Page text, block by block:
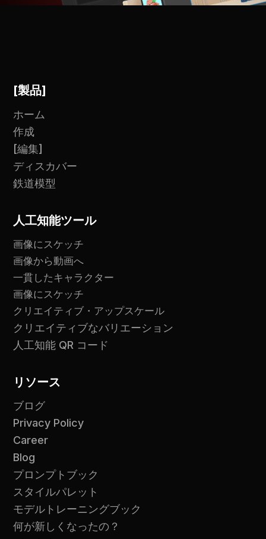
[製品]
ホーム
作成
[編集]
ディスカバー
鉄道模型
人工知能ツール
画像にスケッチ
画像から動画へ
一貫したキャラクター
画像にスケッチ
クリエイティブ・アップスケール
クリエイティブなバリエーション
人工知能 QR コード
リソース
ブログ
Privacy Policy
Career
Blog
プロンプトブック
スタイルパレット
モデルトレーニングブック
何が新しくなったの？